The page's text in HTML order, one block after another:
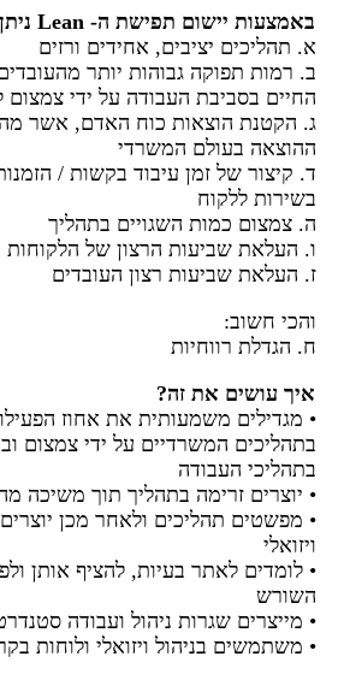
באמצעות יישום תפישת ה- Lean ניתן להשיג:
א. תהליכים יציבים, אחידים ורזים
ב. רמות תפוקה גבוהות יותר
החיים בסביבת העבודה על ידי
ג. הקטנת הוצאות כוח האדם, אשר
ההוצאה בעולם המשרדי
ד. קיצור של זמן עיבוד בקשות /
בשירות ללקוח
ה. צמצום כמות השגויים בתהליך
ו. העלאת שביעות הרצון של הלקוחות
ז. העלאת שביעות רצון העובדים
והכי חשוב:
ח. הגדלת רווחיות
איך עושים את זה?
• מגדילים משמעותית את אחוז
בתהליכים המשרדיים על ידי צמצום
בתהליכי העבודה
• יוצרים זרימה בתהליך תוך משיכה
• מפשטים תהליכים ולאחר מכן יוצרים
ויזואלי
• לומדים לאתר בעיות, להציף אותן
השורש
• מייצרים שגרות ניהול ועבודה
• משתמשים בניהול ויזואלי ולוחות